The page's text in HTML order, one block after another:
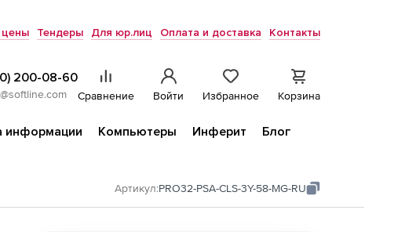
цены Тендеры Для юр.лиц Оплата и доставка Контакты
200-08-60
Сравнение Войти Избранное Корзина
информации Компьютеры Инферит
Блог
Артикул:PRO32-PSA-CLS-3Y-58-MG-RU